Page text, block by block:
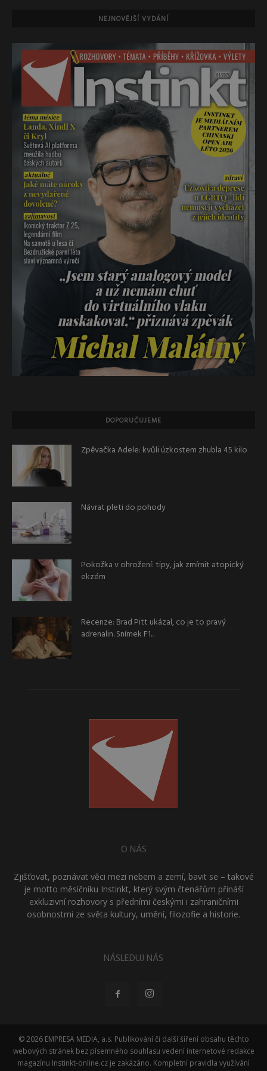
NEJNOVĚJŠÍ VYDÁNÍ
DOPORUČUJEME
Zpěvačka Adele: kvůli úzkostem zhubla 45 kilo
Návrat pleti do pohody
Pokožka v ohrožení: tipy, jak zmírnit atopický
ekzém
Recenze: Brad Pitt ukázal, co je to pravý
adrenalin. Snímek F1...
O NÁS
Zjišťovat, poznávat věci mezi nebem a zemí, bavit se – takové
je motto měsíčníku Instinkt, který svým čtenářům přináší
exkluzivní rozhovory s předními českými i zahraničními
osobnostmi ze světa kultury, umění, filozofie a historie.
NÁSLEDUJ NÁS
© 2026 EMPRESA MEDIA, a.s. Publikování či další šíření obsahu těchto
webových stránek bez písemného souhlasu vedení internetové redakce
magazínu Instinkt-online.cz je zakázáno. Kompletní pravidla využívání